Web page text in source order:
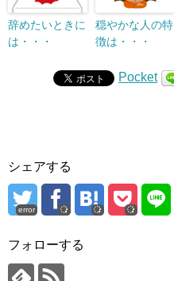
辞めたいときに
は・・・
穏やかな人の特
徴は・・・
Pocket
シェアする
error
フォローする